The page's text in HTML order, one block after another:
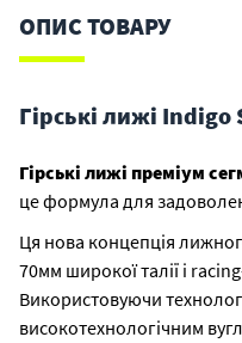
ОПИС ТОВАРУ
Гірські лижі Indigo
Гірські лижі преміум
це формула для
Ця нова концепція
70мм широкої талії і
Використовуючи
високотехнологічним